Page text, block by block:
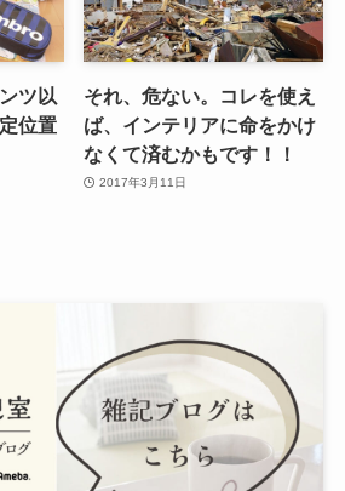
ツ以
位置
それ、危ない。コレを使え
ば、インテリアに命をかけ
なくて済むかもです！！
2017年3月11日